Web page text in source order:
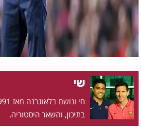
שי
בתיכון, והשאר היסטוריה.